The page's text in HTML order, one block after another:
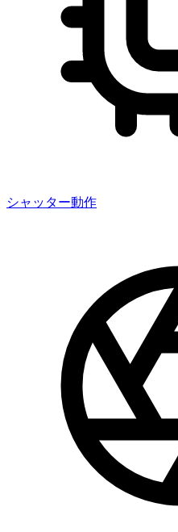
シャッター動作